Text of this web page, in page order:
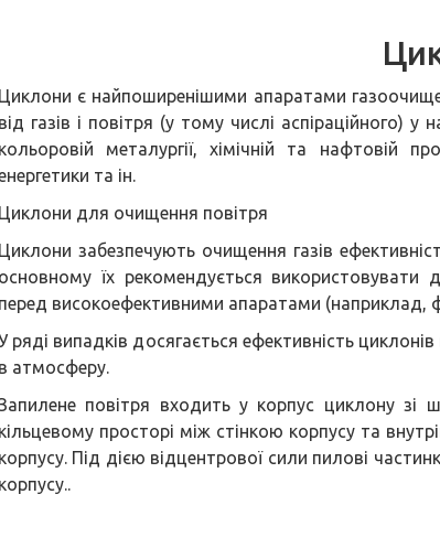
Циклони є найпоширенішими апаратами
від газів і повітря (у тому числі аспіраційного)
кольоровій металургії, хімічній та нафтовій
та ін.
Циклони для очищення повітря
Циклони забезпечують очищення газів
основному їх рекомендується
перед високоефективними апаратами (наприклад,
ряді випадків досягається ефективність
в атмосферу.
повітря входить у корпус циклону
кільцевому просторі між стінкою корпусу та
корпусу. Під дією відцентрової сили пилові
корпусу..